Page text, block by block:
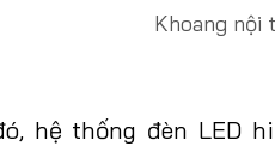
Khoang nội
hệ thống đèn LED